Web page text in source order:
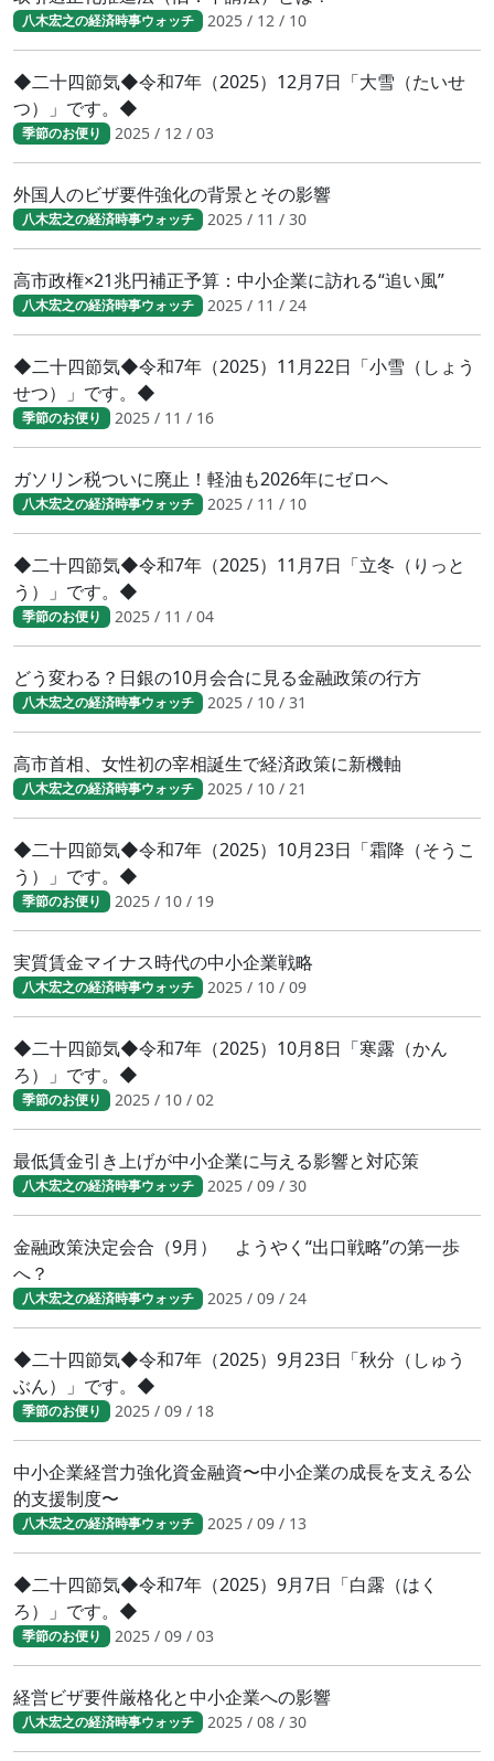
八木宏之の経済時事ウォッチ 2025 / 12 / 10
◆二十四節気◆令和7年（2025）12月7日「大雪（たいせ
つ）」です。◆
季節のお便り 2025 / 12 / 03
外国人のビザ要件強化の背景とその影響
八木宏之の経済時事ウォッチ 2025 / 11 / 30
高市政権×21兆円補正予算：中小企業に訪れる“追い風”
八木宏之の経済時事ウォッチ 2025 / 11 / 24
◆二十四節気◆令和7年（2025）11月22日「小雪（しょう
せつ）」です。◆
季節のお便り 2025 / 11 / 16
ガソリン税ついに廃止！軽油も2026年にゼロへ
八木宏之の経済時事ウォッチ 2025 / 11 / 10
◆二十四節気◆令和7年（2025）11月7日「立冬（りっと
う）」です。◆
季節のお便り 2025 / 11 / 04
どう変わる？日銀の10月会合に見る金融政策の行方
八木宏之の経済時事ウォッチ 2025 / 10 / 31
高市首相、女性初の宰相誕生で経済政策に新機軸
八木宏之の経済時事ウォッチ 2025 / 10 / 21
◆二十四節気◆令和7年（2025）10月23日「霜降（そうこ
う）」です。◆
季節のお便り 2025 / 10 / 19
実質賃金マイナス時代の中小企業戦略
八木宏之の経済時事ウォッチ 2025 / 10 / 09
◆二十四節気◆令和7年（2025）10月8日「寒露（かん
ろ）」です。◆
季節のお便り 2025 / 10 / 02
最低賃金引き上げが中小企業に与える影響と対応策
八木宏之の経済時事ウォッチ 2025 / 09 / 30
金融政策決定会合（9月） ようやく“出口戦略”の第一歩
へ？
八木宏之の経済時事ウォッチ 2025 / 09 / 24
◆二十四節気◆令和7年（2025）9月23日「秋分（しゅう
ぶん）」です。◆
季節のお便り 2025 / 09 / 18
中小企業経営力強化資金融資〜中小企業の成長を支える公
的支援制度〜
八木宏之の経済時事ウォッチ 2025 / 09 / 13
◆二十四節気◆令和7年（2025）9月7日「白露（はく
ろ）」です。◆
季節のお便り 2025 / 09 / 03
経営ビザ要件厳格化と中小企業への影響
八木宏之の経済時事ウォッチ 2025 / 08 / 30